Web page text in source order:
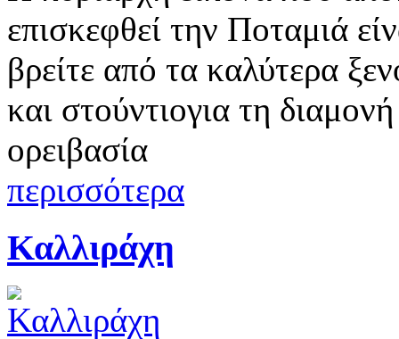
επισκεφθεί την Ποταμιά
βρείτε από τα καλύτερα
και στούντιογια τη
ορειβασία
περισσότερα
Καλλιράχη